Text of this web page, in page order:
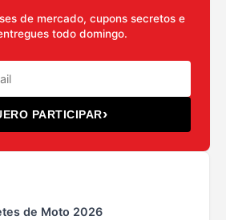
de mercado, cupons secretos e
todo domingo.
PARTICIPAR›
de Moto 2026